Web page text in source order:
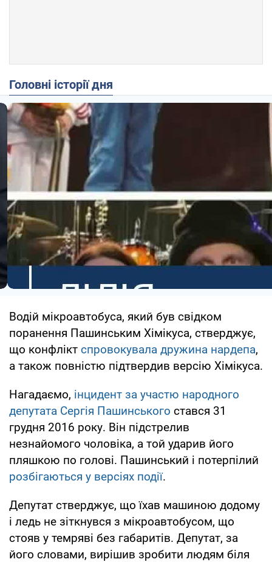
Головні історії дня
Водій мікроавтобуса, який був свідком
поранення Пашинським Хімікуса, стверджує,
що конфлікт спровокувала дружина нардепа,
а також повністю підтвердив версію Хімікуса.
Нагадаємо, інцидент за участю народного
депутата Сергія Пашинського стався 31
грудня 2016 року. Він підстрелив
незнайомого чоловіка, а той ударив його
пляшкою по голові. Пашинський і потерпілий
розбігаються у версіях події.
Депутат стверджує, що їхав машиною додому
і ледь не зіткнувся з мікроавтобусом, що
стояв у темряві без габаритів. Депутат, за
його словами, вирішив зробити людям біля